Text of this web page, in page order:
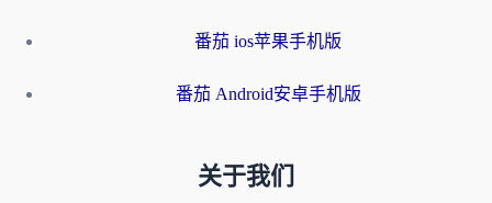
番茄 ios苹果手机版
番茄 Android安卓手机版
关于我们